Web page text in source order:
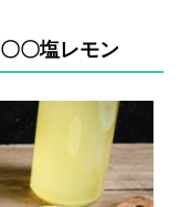
〇塩レモン